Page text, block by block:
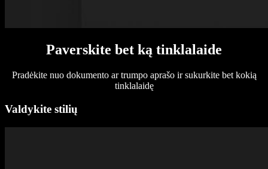
Paverskite bet ką tinklalaide
Pradėkite nuo dokumento ar trumpo aprašo ir sukurkite bet kokią
tinklalaidę
Valdykite stilių